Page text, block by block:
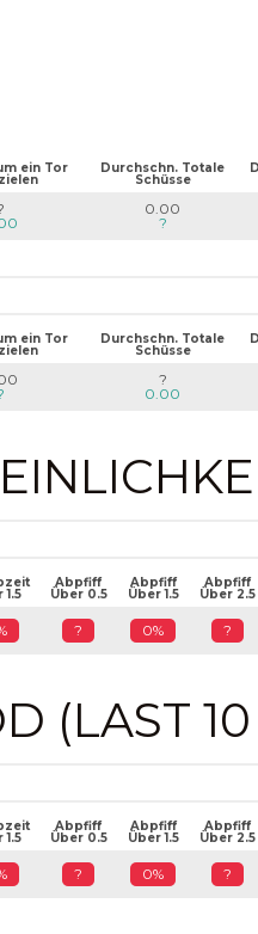
ein Tor Durchschn. Totale
Schüsse
0.00
?
ein Tor Durchschn. Totale
Schüsse
?
0.00
1.5
Abpfiff
Über 0.5
Abpfiff
Über 1.5
Abpfiff
Über 2.5
? 0% ?
(LAST
1.5
Abpfiff
Über 0.5
Abpfiff
Über 1.5
Abpfiff
Über 2.5
? 0% ?